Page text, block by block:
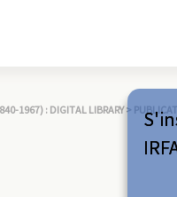
1967) : DIGITAL LIBRARY >